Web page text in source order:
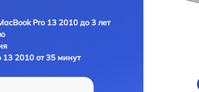
Pro 13 2010 до 3 лет
13 2010 от 35 минут